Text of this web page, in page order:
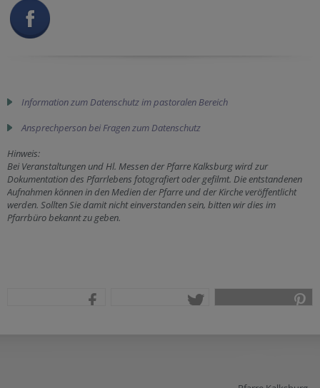
Information zum Datenschutz im pastoralen Bereich
Ansprechperson bei Fragen zum Datenschutz
Hinweis:
Bei Veranstaltungen und Hl. Messen der Pfarre Kalksburg wird zur
Dokumentation des Pfarrlebens fotografiert oder gefilmt. Die entstandenen
Aufnahmen können in den Medien der Pfarre und der Kirche veröffentlicht
werden. Sollten Sie damit nicht einverstanden sein, bitten wir dies im
Pfarrbüro bekannt zu geben.